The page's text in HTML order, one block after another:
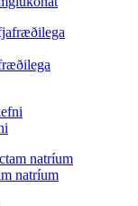
natríum